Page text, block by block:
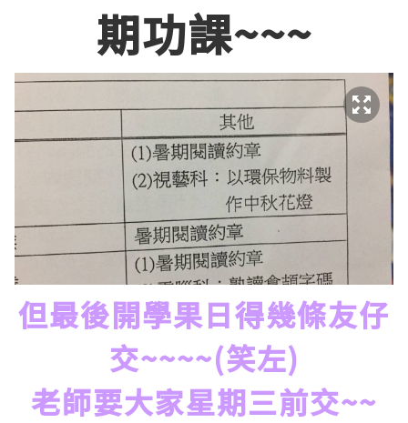
期功課~~~
但最後開學果日得幾條友仔
交~~~~(笑左)
老師要大家星期三前交~~